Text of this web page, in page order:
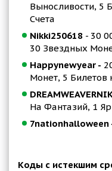
Выносливости, 5
Счета
Nikki250618 - 30
30 Звездных
Happynewyear -
Монет, 5 Билетов
На Фантазий, 1
7nationhalloween
Коды с истекшим